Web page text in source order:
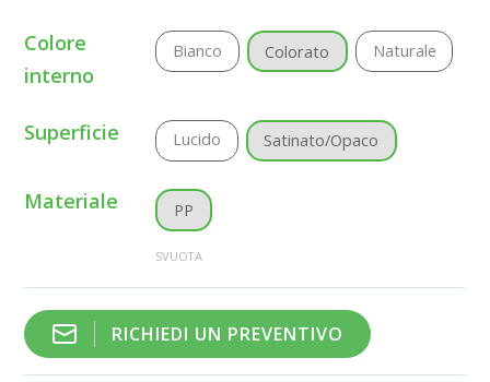
Colore
interno
Bianco Colorato Naturale
Superficie Lucido Satinato/Opaco
Materiale PP
SVUOTA
RICHIEDI UN PREVENTIVO